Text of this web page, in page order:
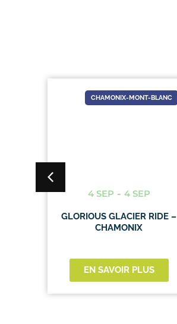
CHAMONIX-MONT-BLANC
4 SEP - 4 SEP
GLORIOUS GLACIER RIDE –
CHAMONIX
EN SAVOIR PLUS